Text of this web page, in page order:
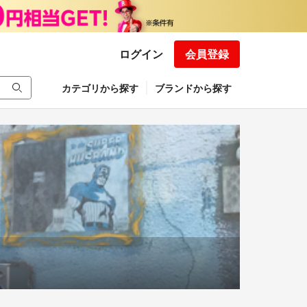
ログイン 会員登録
カテゴリから探す ブランドから探す